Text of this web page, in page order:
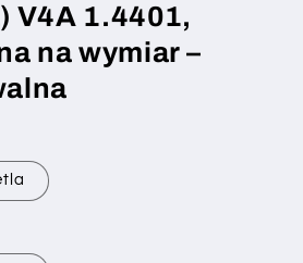
V4A 1.4401,
na wymiar –